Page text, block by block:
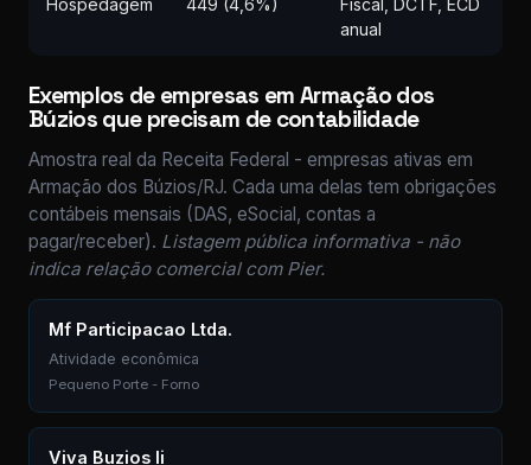
Hospedagem 449 (4,6%)
Fiscal, DCTF, ECD
anual
Exemplos de empresas em Armação dos
Búzios que precisam de contabilidade
Amostra real da Receita Federal - empresas ativas em
Armação dos Búzios/RJ. Cada uma delas tem obrigações
contábeis mensais (DAS, eSocial, contas a
pagar/receber). Listagem pública informativa - não
indica relação comercial com Pier.
Mf Participacao Ltda.
Atividade econômica
Pequeno Porte - Forno
Viva Buzios Ii